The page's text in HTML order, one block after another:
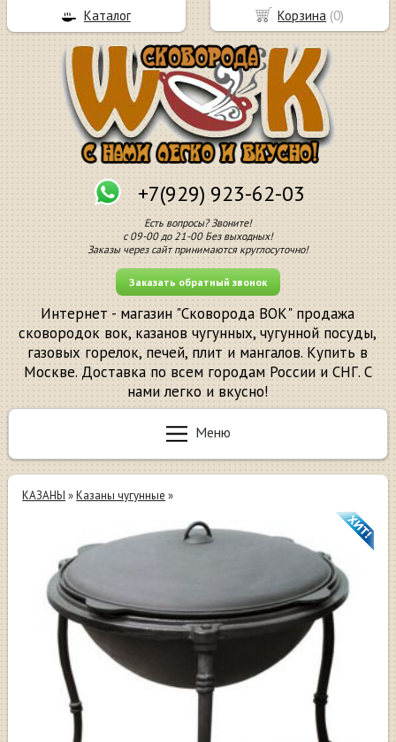
+7(929) 923-62-03
Есть вопросы? Звоните!
с 09-00 до 21-00 Без выходных!
Заказы через сайт принимаются круглосуточно!
Заказать обратный звонок
Интернет - магазин "Сковорода ВОК" продажа
сковородок вок, казанов чугунных, чугунной посуды,
газовых горелок, печей, плит и мангалов. Купить в
Москве. Доставка по всем городам России и СНГ. С
нами легко и вкусно!
Меню
КАЗАНЫ »Казаны чугунные »
Корзина (0)
Каталог